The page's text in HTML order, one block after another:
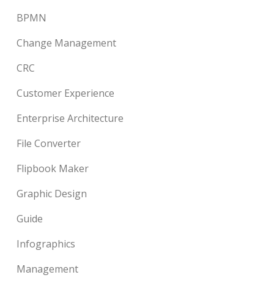
BPMN
Change Management
CRC
Customer Experience
Enterprise Architecture
File Converter
Flipbook Maker
Graphic Design
Guide
Infographics
Management